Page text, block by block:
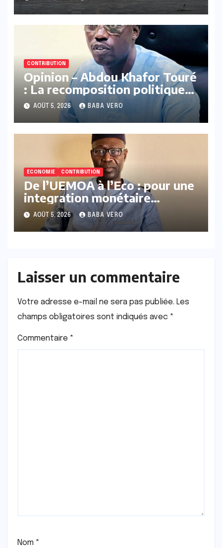
CONTRIBUTION
Opinion – Abdou Khafor Touré
: La recomposition politique
post-alternance de 2024
AOÛT 5, 2026 BABA VERO
ECONOMIE CONTRIBUTION
De l’UEMOA à l’Eco : pour une
integration monétaire
progressive de la CEDEAO Par
professeur Amath Ndiaye,
AOÛT 5, 2026 BABA VERO
Laisser un commentaire
Votre adresse e-mail ne sera pas publiée. Les
champs obligatoires sont indiqués avec *
Commentaire *
Nom *